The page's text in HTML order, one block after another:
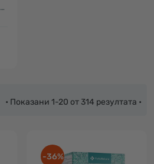
• Показани 1-20 от 314 резултата •
-36%